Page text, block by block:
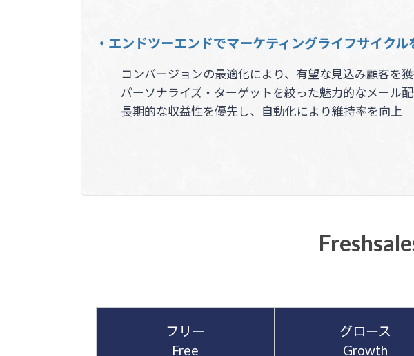
・エンドツーエンドでマーケティングライフサイクル
コンバージョンの最適化により、有望な見込み顧客を
パーソナライズ・ターゲットを絞った魅力的なメール
長期的な収益性を優先し、自動化により維持率を向上
フリー
Free
グロース
Growth